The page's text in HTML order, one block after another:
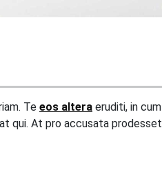
Te eos altera eruditi, in cum
at qui. At pro accusata prodesset